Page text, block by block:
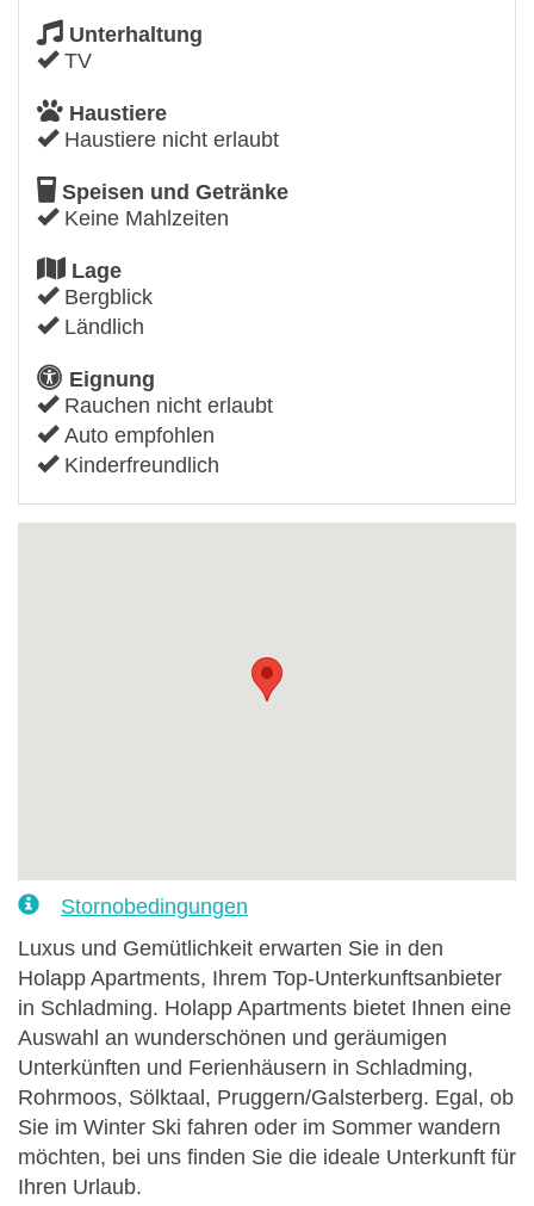
Unterhaltung
TV
Haustiere
Haustiere nicht erlaubt
Speisen und Getränke
Keine Mahlzeiten
Lage
Bergblick
Ländlich
Eignung
Rauchen nicht erlaubt
Auto empfohlen
Kinderfreundlich
Stornobedingungen
Luxus und Gemütlichkeit erwarten Sie in den
Holapp Apartments, Ihrem Top-Unterkunftsanbieter
in Schladming. Holapp Apartments bietet Ihnen eine
Auswahl an wunderschönen und geräumigen
Unterkünften und Ferienhäusern in Schladming,
Rohrmoos, Sölktaal, Pruggern/Galsterberg. Egal, ob
Sie im Winter Ski fahren oder im Sommer wandern
möchten, bei uns finden Sie die ideale Unterkunft für
Ihren Urlaub.